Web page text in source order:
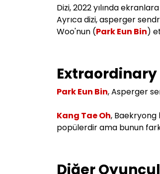
Dizi, 2022 yılında
Ayrıca dizi, asperger
Woo'nun (Park Eun Bin)
Park Eun Bin, Asperger
Kang Tae Oh, Baekryong
popülerdir ama bunun
Diğer